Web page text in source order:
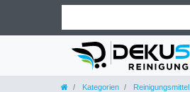
Kategorien Reinigungsmittel